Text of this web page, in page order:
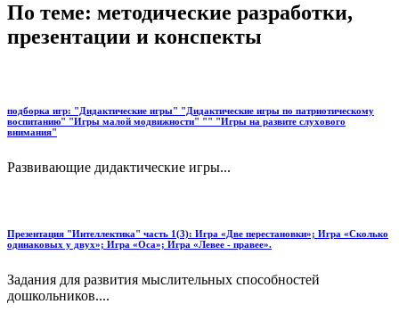
По теме: методические разработки,
презентации и конспекты
подборка игр: "Дидактические игры" "Дидактические игры по патриотическому
воспитанию" "Игры малой модвижности" "" "Игры на развите слухового
внимания"
Развивающие дидактические игры...
Презентация "Интеллектика" часть 1(3): Игра «Две перестановки»; Игра «Сколько
одинаковых у двух»; Игра «Оса»; Игра «Левее - правее».
Задания для развития мыслительных способностей
дошкольников....